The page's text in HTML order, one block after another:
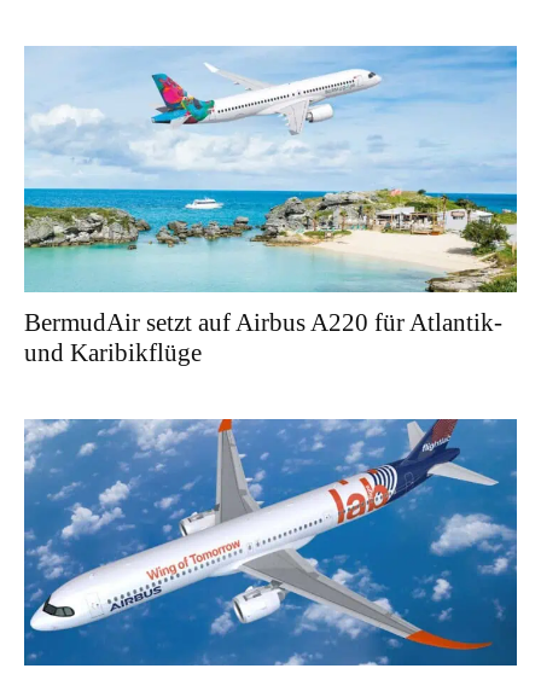
BermudAir setzt auf Airbus A220 für Atlantik-
und Karibikflüge